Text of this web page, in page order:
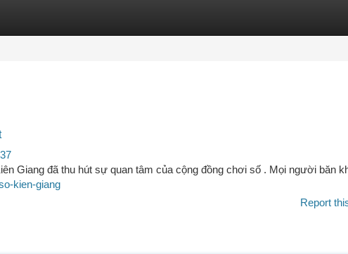
Giang đã thu hút sự quan tâm của cộng đồng chơi số . Mọi người băn
kien-giang
Report